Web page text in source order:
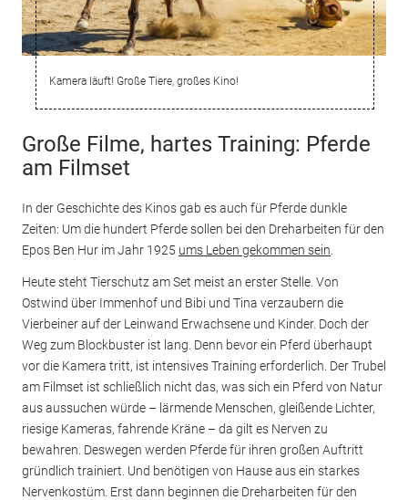
Kamera läuft! Große Tiere, großes Kino!
Große Filme, hartes Training: Pferde
am Filmset
In der Geschichte des Kinos gab es auch für Pferde dunkle
Zeiten: Um die hundert Pferde sollen bei den Dreharbeiten für den
Epos Ben Hur im Jahr 1925 ums Leben gekommen sein
Heute steht Tierschutz am Set meist an erster Stelle. Von
Ostwind über Immenhof und Bibi und Tina verzaubern die
Vierbeiner auf der Leinwand Erwachsene und Kinder. Doch der
Weg zum Blockbuster ist lang. Denn bevor ein Pferd überhaupt
vor die Kamera tritt, ist intensives Training erforderlich. Der Trubel
am Filmset ist schließlich nicht das, was sich ein Pferd von Natur
aus aussuchen würde – lärmende Menschen, gleißende Lichter,
riesige Kameras, fahrende Kräne – da gilt es Nerven zu
bewahren. Deswegen werden Pferde für ihren großen Auftritt
gründlich trainiert. Und benötigen von Hause aus ein starkes
Nervenkostüm. Erst dann beginnen die Dreharbeiten für den